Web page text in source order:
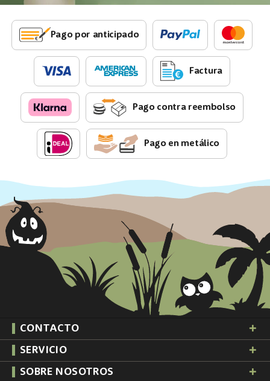
Pago por anticipado
Factura
Pago contra reembolso
Pago en metálico
CONTACTO
SERVICIO
SOBRE NOSOTROS